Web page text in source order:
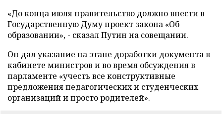
«До конца июля правительство должно внести в
Государственную Думу проект закона «Об
образовании», - сказал Путин на совещании.
Он дал указание на этапе доработки документа в
кабинете министров и во время обсуждения в
парламенте «учесть все конструктивные
предложения педагогических и студенческих
организаций и просто родителей».